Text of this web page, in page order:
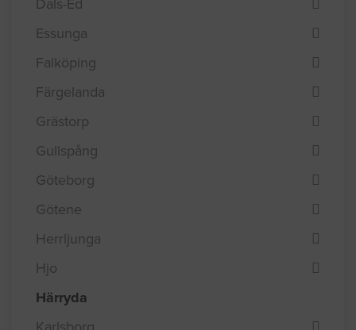
Dals-Ed
Essunga
Falköping
Färgelanda
Grästorp
Gullspång
Göteborg
Götene
Herrljunga
Hjo
Härryda